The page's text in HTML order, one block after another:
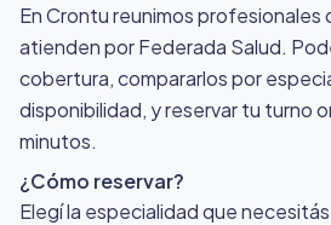
En Crontu reunimos profesionales
atienden por Federada Salud.
cobertura, compararlos por
disponibilidad, y reservar tu turno
minutos.
¿Cómo reservar?
Elegí la especialidad que